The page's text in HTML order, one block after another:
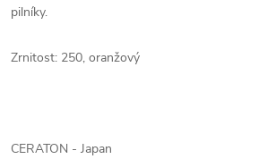
pilníky.
Zrnitost: 250, oranžový
CERATON - Japan